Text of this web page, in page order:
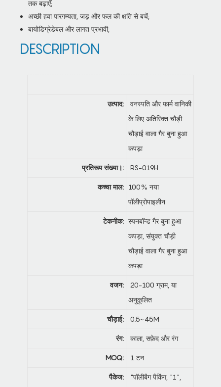
तक बढ़ाएँ;
अच्छी हवा पारगम्यता, जड़ और फल की क्षति से बचें;
बायोडिग्रेडेबल और लागत प्रभावी;
DESCRIPTION
उत्पाद:
वनस्पति और फार्म वानिकी
के लिए अतिरिक्त चौड़ी
चौड़ाई वाला गैर बुना हुआ
कपड़ा
प्रतिरूप संख्या।: RS-019H
कच्चा माल: 100% नया
पॉलीप्रोपाइलीन
टेकनीक: स्पनबॉन्ड गैर बुना हुआ
कपड़ा, संयुक्त चौड़ी
चौड़ाई वाला गैर बुना हुआ
कपड़ा
वजन:
20-100 ग्राम, या
अनुकूलित
चौड़ाई: 0.5~45M
रंग: काला, सफ़ेद और रंग
MOQ: 1 टन
पैकेज:
"पॉलीबैग पैकिंग, "1",